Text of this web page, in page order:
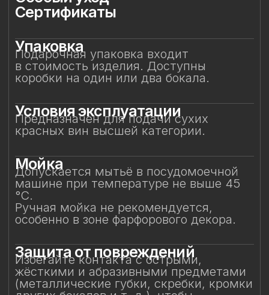
Особый уход
Фарфоровые цветы требуют
деликатного обращения:
к декору руками или подвергать его
нагрузкам. Аккуратное обращение
позволит бокалу долгие годы сохранять
безупречный вид и радовать вас своей
красотой. Не предназначен для нагрева
Сертификаты
Бокалы имеют все необходимые
сертификаты и декларации
соответствия.
Смотрите также
Смотрите также